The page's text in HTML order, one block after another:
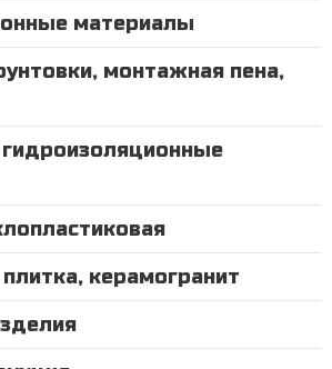
материалы
монтажная пена,
керамогранит